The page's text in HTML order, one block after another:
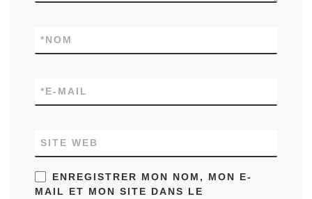
NOM
*
E-MAIL
*
SITE WEB
ENREGISTRER MON NOM, MON E-
MAIL ET MON SITE DANS LE